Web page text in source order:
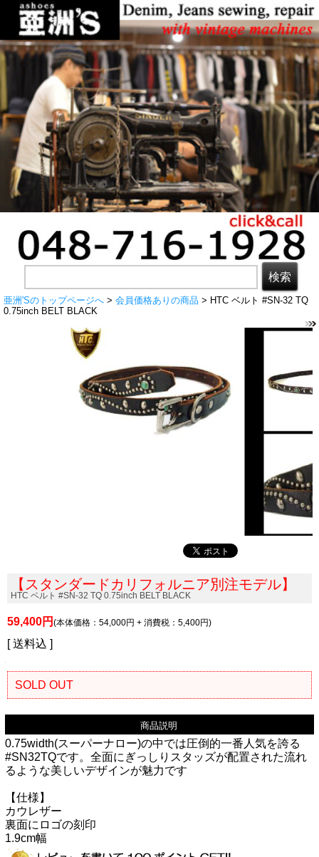
亜洲'Sのトップページへ > 会員価格ありの商品 > HTC ベルト #SN-32 TQ
0.75inch BELT BLACK
【スタンダードカリフォルニア別注モデル】
HTC ベルト #SN-32 TQ 0.75inch BELT BLACK
59,400円 (本体価格：54,000円 + 消費税：5,400円)
[ 送料込 ]
SOLD OUT
商品説明
0.75width(スーパーナロー)の中では圧倒的一番人気を誇る
#SN32TQです。全面にぎっしりスタッズが配置された流れ
るような美しいデザインが魅力です
【仕様】
カウレザー
裏面にロゴの刻印
1.9cm幅